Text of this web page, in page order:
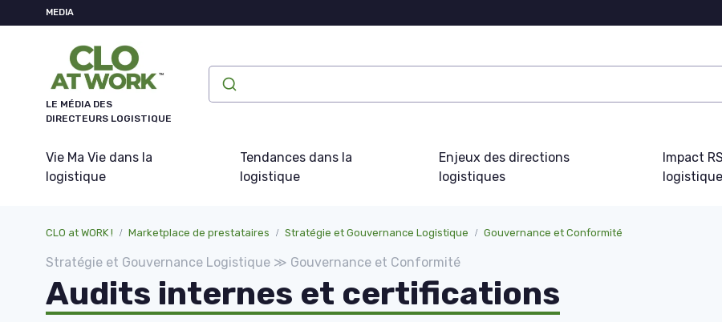
MEDIA
LE MÉDIA DES
DIRECTEURS LOGISTIQUE
Vie Ma Vie dans la
logistique
Tendances dans la
logistique
Enjeux des directions
logistiques
Impact
logistique
CLO at WORK ! Marketplace de prestataires Stratégie et Gouvernance Logistique Gouvernance et Conformité
Stratégie et Gouvernance Logistique ≫ Gouvernance et Conformité
Audits internes et certifications
Panneau de gestion des cookies